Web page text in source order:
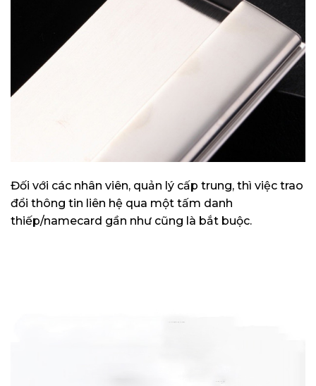
Đối với các nhân viên, quản lý cấp trung, thì việc trao
đổi thông tin liên hệ qua một tấm danh
thiếp/namecard gần như cũng là bắt buộc.